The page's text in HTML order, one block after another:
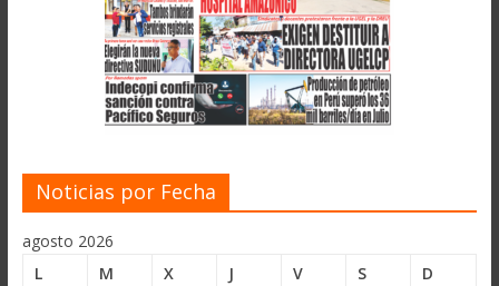
Noticias por Fecha
agosto 2026
L
M X J V S
D